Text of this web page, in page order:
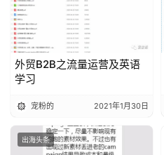
外贸B2B之流量运营及英语
学习
宠粉的 2021年1月30日
出海头条